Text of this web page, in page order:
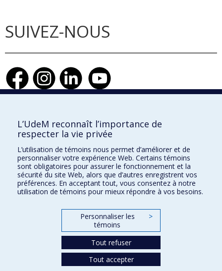
SUIVEZ-NOUS
Faculté de l'aménagement
École d'architecture
École de design
École d'urbanisme et d'architecture de paysage
L’UdeM reconnaît l’importance de
respecter la vie privée
L’utilisation de témoins nous permet d’améliorer et de
personnaliser votre expérience Web. Certains témoins
sont obligatoires pour assurer le fonctionnement et la
sécurité du site Web, alors que d’autres enregistrent vos
préférences. En acceptant tout, vous consentez à notre
utilisation de témoins pour mieux répondre à vos besoins.
Personnaliser les
témoins
>
Tout refuser
Tout accepter